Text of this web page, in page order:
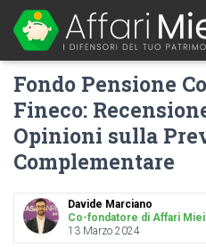
Fondo Pensione
Fineco:
Opinioni sulla
Complementare
Davide Marciano
Co-fondatore di Affari Miei
13 Marzo 2024